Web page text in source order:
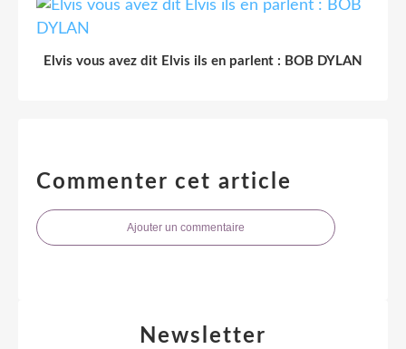
Elvis vous avez dit Elvis ils en parlent : BOB DYLAN
Commenter cet article
Ajouter un commentaire
Newsletter